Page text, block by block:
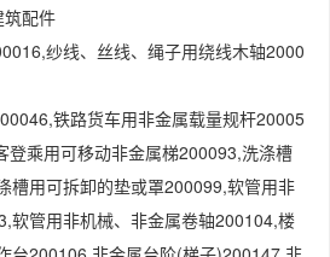
配件
纱线、丝线、绳子用绕线木轴2000
铁路货车用非金属载量规杆20005
登乘用可移动非金属梯200093,洗涤槽
槽用可拆卸的垫或罩200099,软管用非
软管用非机械、非金属卷轴200104,楼